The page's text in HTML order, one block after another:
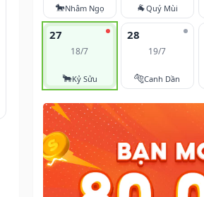
🐎Nhâm Ngọ 🐐Quý Mùi
27
18/7
🐂Kỷ Sửu
28
19/7
🐅Canh Dần